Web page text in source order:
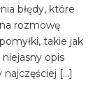
błędy, które
rozmowę
takie jak
opis
[…]